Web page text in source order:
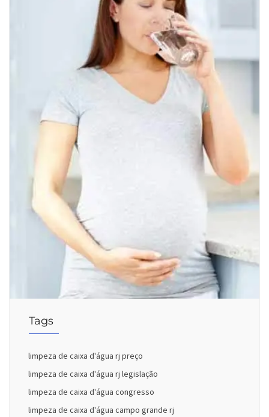
Tags
limpeza de caixa d'água rj preço
limpeza de caixa d'água rj legislação
limpeza de caixa d'água congresso
limpeza de caixa d'água campo grande rj